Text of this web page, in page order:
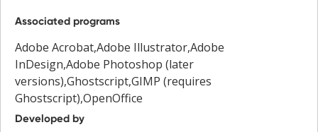
Associated programs
Adobe Acrobat,Adobe Illustrator,Adobe
InDesign,Adobe Photoshop (later
versions),Ghostscript,GIMP (requires
Ghostscript),OpenOffice
Developed by